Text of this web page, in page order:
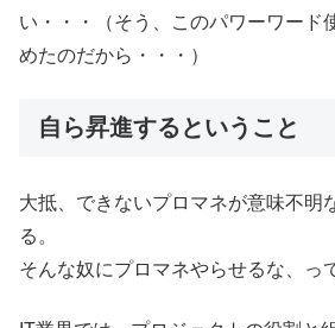
い・・・（そう、このパワーワード
めたのだから・・・）
自ら昇進するということ
大抵、できないプロマネが意味不明
る。
そんな奴にプロマネやらせるな、っ